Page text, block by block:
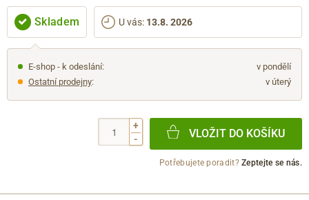
Skladem U vás: 13.8. 2026
E-shop - k odeslání:
v pondělí
Ostatní prodejny: v úterý
+
-
VLOŽIT DO KOŠÍKU
Potřebujete poradit?Zeptejte se nás.